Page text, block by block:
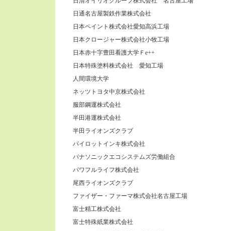
日通名古屋製鉄作業株式会社
日本ペイント株式会社愛知高浜工場
日本クロージャー株式会社小牧工場
日本赤十字豊田看護大学Ｆe++
日本特殊塗料株式会社 愛知工場
人間環境大学
ネッツトヨタ中京株式会社
服部鋼運株式会社
半田港運株式会社
半田ライオンズクラブ
パイロットインキ株式会社
パナソニックエコシステムズ労働組合
パワフルライフ株式会社
尾西ライオンズクラブ
ファイザー・ファーマ株式会社名古屋工場
富士精工株式会社
富士特殊紙業株式会社